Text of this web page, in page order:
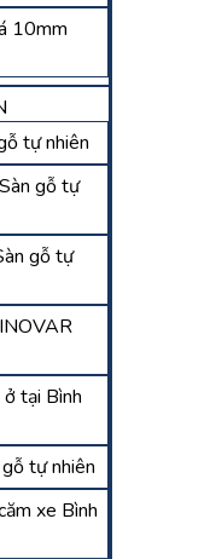
10mm
tự nhiên
gỗ tự
gỗ tự
tại Bình
tự nhiên
xe Bình